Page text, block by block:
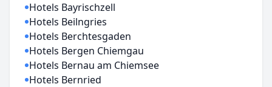
Hotels Bayrischzell
Hotels Beilngries
Hotels Berchtesgaden
Hotels Bergen Chiemgau
Hotels Bernau am Chiemsee
Hotels Bernried